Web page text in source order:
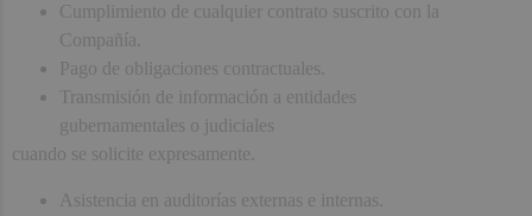
Cumplimiento de cualquier contrato suscrito con la
Compañía.
Pago de obligaciones contractuales.
Transmisión de información a entidades
gubernamentales o judiciales
cuando se solicite expresamente.
Asistencia en auditorías externas e internas.